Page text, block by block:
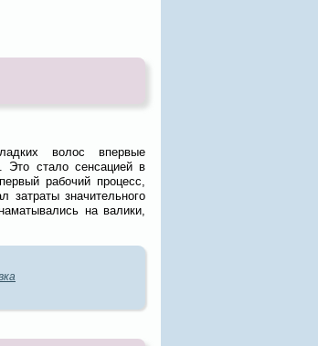
волос впервые
Это стало сенсацией в
рабочий процесс,
затраты значительного
на валики,